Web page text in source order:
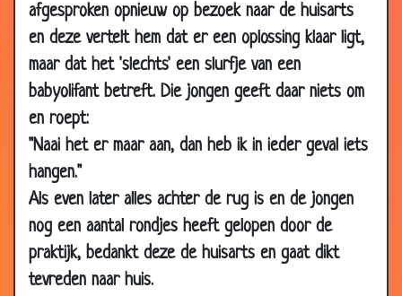
afgesproken opnieuw op bezoek naar de huisarts
en deze vertelt hem dat er een oplossing klaar ligt,
maar dat het 'slechts' een slurfje van een
babyolifant betreft. Die jongen geeft daar niets om
en roept:
"Naai het er maar aan, dan heb ik in ieder geval iets
hangen."
Als even later alles achter de rug is en de jongen
nog een aantal rondjes heeft gelopen door de
praktijk, bedankt deze de huisarts en gaat dikt
tevreden naar huis.
04 Aug
2018
President
19 Jul 2018 Zwarte stipjes
14 Jul 2018
12 Jul 2018
2.79
11 Jul 2018
16 Jun 2018
De dokter komt zo.
2.82
15 Jun 2018
Is uw vriend timmerman?
05 Jun 2018 Cement
15 May
Hartpatiënt